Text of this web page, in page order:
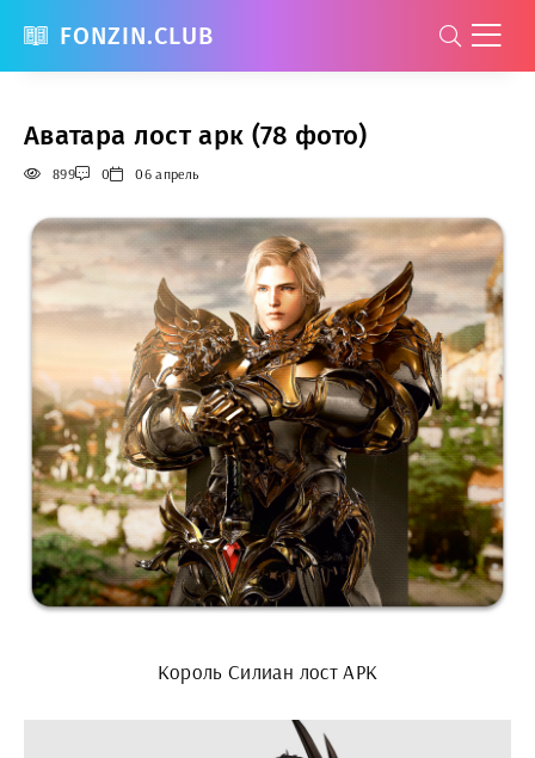
FONZIN.CLUB
Аватара лост арк (78 фото)
899 0 06 апрель
Король Силиан лост АРК